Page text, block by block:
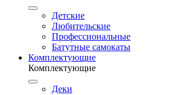
Детские
Любительские
Профессиональные
Батутные самокаты
Комплектующие
Комплектующие
Деки